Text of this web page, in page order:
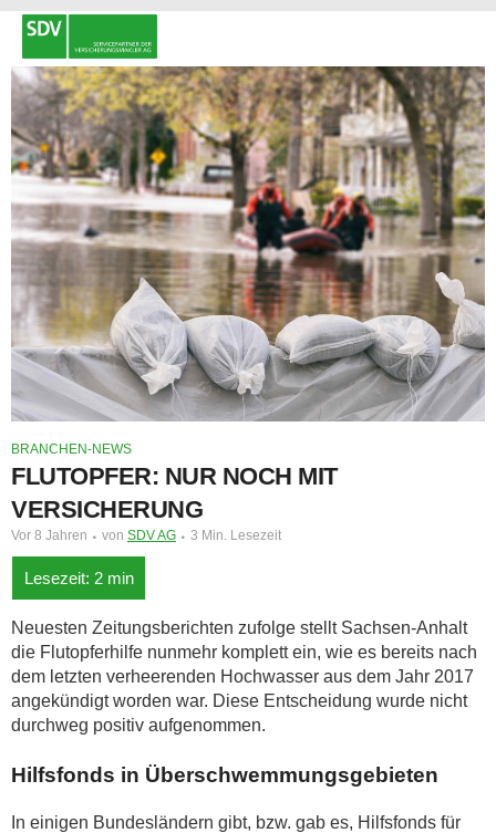
BRANCHEN-NEWS
FLUTOPFER: NUR NOCH MIT
VERSICHERUNG
Vor 8 Jahren von SDV AG 3 Min. Lesezeit
Neuesten Zeitungsberichten zufolge stellt Sachsen-Anhalt
die Flutopferhilfe nunmehr komplett ein, wie es bereits nach
dem letzten verheerenden Hochwasser aus dem Jahr 2017
angekündigt worden war. Diese Entscheidung wurde nicht
durchweg positiv aufgenommen.
Hilfsfonds in Überschwemmungsgebieten
In einigen Bundesländern gibt, bzw. gab es, Hilfsfonds für